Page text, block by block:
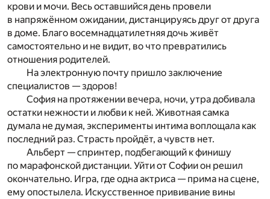
крови и мочи. Весь оставшийся день провели
в напряжённом ожидании, дистанцируясь друг от друга
в доме. Благо восемнадцатилетняя дочь живёт
самостоятельно и не видит, во что превратились
отношения родителей.
На электронную почту пришло заключение
специалистов — здоров!
София на протяжении вечера, ночи, утра добивала
остатки нежности и любви к ней. Животная самка
думала не думая, эксперименты интима воплощала как
последний раз. Страсть пройдёт, а чувств нет.
Альберт — спринтер, подбегающий к финишу
по марафонской дистанции. Уйти от Софии он решил
окончательно. Игра, где одна актриса — прима на сцене,
ему опостылела. Искусственное прививание вины